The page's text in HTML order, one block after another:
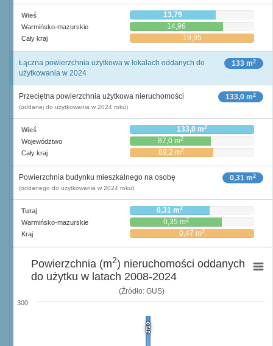
Wieś 13,79
Warmińsko-mazurskie 14,96
Cały kraj 19,95
133 m2
Łączna powierzchnia użytkowa w lokalach oddanych do
użytkowania w 2024
133,0 m2
Przeciętna powierzchnia użytkowa nieruchomości
(oddanej do użytkowania w 2024 roku)
Wieś 133,0 m2
Województwo 87,0 m2
Cały kraj 89,2 m2
0,31 m2
Powierzchnia budynku mieszkalnego na osobę
(oddanego do użytkowania w 2024 roku)
Tutaj 0,31 m2
Warmińsko-mazurskie 0,35 m2
Kraj 0,47 m2
(Źródło: GUS)
272,0
300
Powierzchnia (m2) nieruchomości oddanych
do użytku w latach 2008-2024